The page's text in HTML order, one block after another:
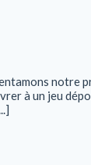
notre
à un jeu